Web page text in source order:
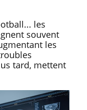
les
souvent
les
tard, mettent